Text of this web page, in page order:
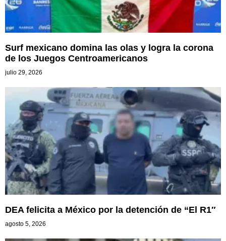
Surf mexicano domina las olas y logra la corona
de los Juegos Centroamericanos
julio 29, 2026
DEA felicita a México por la detención de “El R1″
agosto 5, 2026